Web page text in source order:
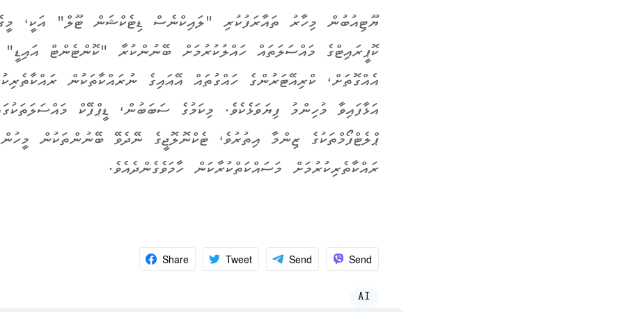
ޔޫޓިއުބުން މިހާރު ތައާރަފުކުރި "ލައިކްނެސް ޑިޓެކްޝަން ޓޫލް" އަކީ،
ކޮޕީރައިޓްގެ މައްސަލަތައް ހައްލުކުރުމަށް ބޭނުންކުރާ "ކޮންޓެންޓް
އެއްގޮތަށް، ކްރިއޭޓަރުންގެ ހައްގުތައް އޭއައިގެ ނުރައްކާތަކުން
އަޅާފައިވާ މުހިންމު ފިޔަވަޅެކެވެ. މިކަމުގެ ސަބަބުން، ޑީޕްފޭކް
ޕްލެޓްފޯމްތަކުގެ ޒިންމާ އިތުރުވެ، ޓެކްނޮލޮޖީގެ ނޭދެވޭ ބޭނުންތަކުން މީހުން
ރައްކާތެރިކުރުމަށް މަސައްކަތްކުރާކަން ހާމަވެގެންދެއެވެ.
Share Tweet Send Send
AI